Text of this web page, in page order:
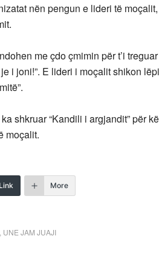
nën pengun e lideri të
me çdo çmimin për t’i
i joni!”. E lideri i moçalit shikon
shkruar “Kandili i argjandit” për
moçalit.
More
UNE JAM JUAJI